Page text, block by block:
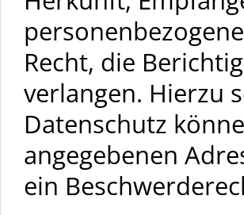
Recht, die
verlangen. Hierzu
Datenschutz
angegebenen
ein